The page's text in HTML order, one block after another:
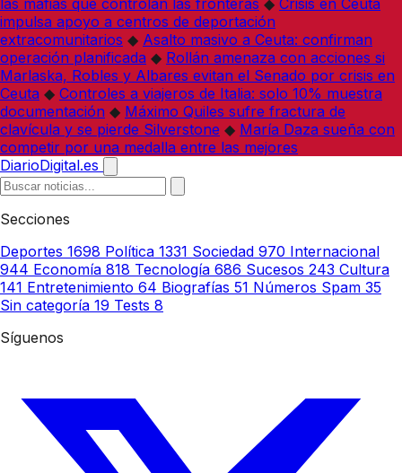
las mafias que controlan las fronteras ◆ Crisis en Ceuta
impulsa apoyo a centros de deportación
extracomunitarios ◆ Asalto masivo a Ceuta: confirman
operación planificada ◆ Rollán amenaza con acciones si
Marlaska, Robles y Albares evitan el Senado por crisis en
Ceuta ◆ Controles a viajeros de Italia: solo 10% muestra
documentación ◆ Máximo Quiles sufre fractura de
clavícula y se pierde Silverstone ◆ María Daza sueña con
competir por una medalla entre las mejores
DiarioDigital.es
Secciones
Deportes 1698 Política 1331 Sociedad 970 Internacional
944 Economía 818 Tecnología 686 Sucesos 243 Cultura
141 Entretenimiento 64 Biografías 51 Números Spam 35
Sin categoría 19 Tests 8
Síguenos